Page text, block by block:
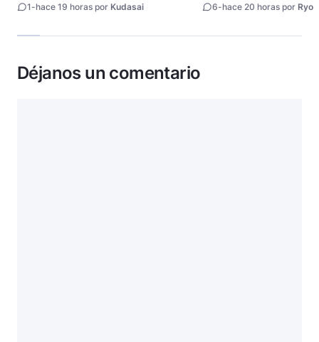
1-hace 19 horas por Kudasai 6-hace 20 horas por Ryo
Déjanos un comentario